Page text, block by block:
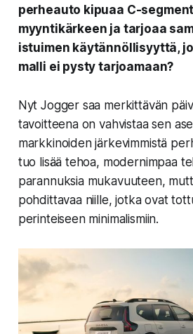
perheauto kipuaa C-
myyntikärkeen ja tarjoaa
istuimen käytännöllisyyttä,
malli ei pysty tarjoamaan?
Nyt Jogger saa merkittävän
tavoitteena on vahvistaa sen
markkinoiden järkevimmistä
tuo lisää tehoa, modernimpaa
parannuksia mukavuuteen,
pohdittavaa niille, jotka ovat
perinteiseen minimalismiin.